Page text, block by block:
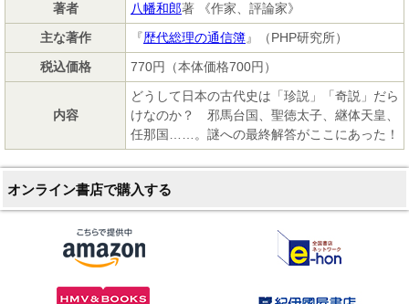
著者 八幡和郎著 《作家、評論家》
主な著作
『歴代総理の通信簿』（PHP研究所）
税込価格
770円（本体価格700円）
内容
どうして日本の古代史は「珍説」「奇説」だら
けなのか？ 邪馬台国、聖徳太子、継体天皇、
任那国……。謎への最終解答がここにあった！
オンライン書店で購入する